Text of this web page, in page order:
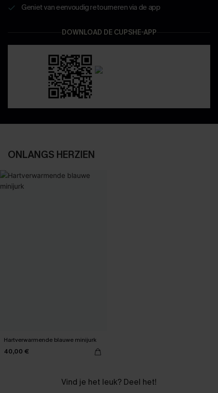
Geniet van eenvoudig retourneren via de app
DOWNLOAD DE CUPSHE-APP
ONLANGS HERZIEN
Hartverwarmende blauwe minijurk
40,00 €
Vind je het leuk? Deel het!